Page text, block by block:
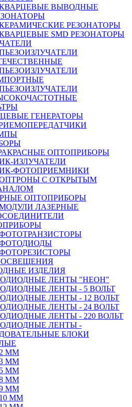
КВАРЦЕВЫЕ ВЫВОДНЫЕ
КЕРАМИЧЕСКИЕ РЕЗОНАТОРЫ
SMD РЕЗОНАТОРЫ
ПЬЕЗОИЗЛУЧАТЕЛИ
ПЬЕЗОИЗЛУЧАТЕЛИ
ГЕНЕРАТОРЫ
ОПТОПРИБОРЫ
ИК-ИЗЛУЧАТЕЛИ
ИК-ФОТОПРИЕМНИКИ
ОПТРОНЫ С ОТКРЫТЫМ
ОПТОПРИБОРЫ
МОДУЛИ ЛАЗЕРНЫЕ
ФОТОТРАНЗИСТОРЫ
ФОТОДИОДЫ
ФОТОРЕЗИСТОРЫ
ИЗДЕЛИЯ
ЛЕНТЫ "НЕОН"
ЛЕНТЫ - 5 ВОЛЬТ
ЛЕНТЫ - 12 ВОЛЬТ
ЛЕНТЫ - 24 ВОЛЬТ
ЛЕНТЫ - 220 ВОЛЬТ
ЛЕНТЫ -
БЛОКИ
2 ММ
3 ММ
ММ
ММ
9 ММ
ММ